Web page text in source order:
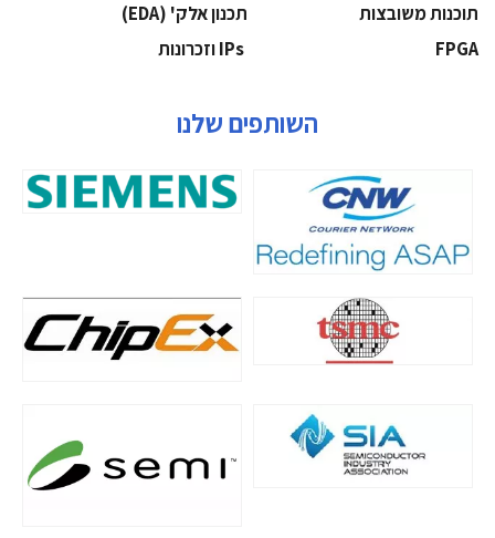
‫תוכנות משובצות‬
‫תכנון אלק' (‪(EDA‬‬
‫‪FPGA‬‬
השותפים שלנו